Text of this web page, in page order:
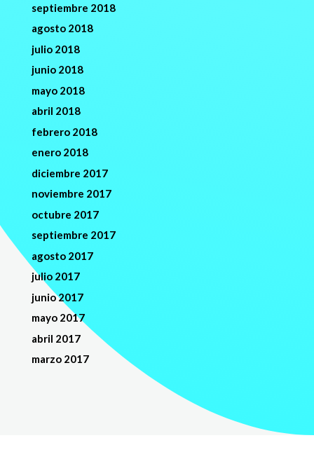
septiembre 2018
agosto 2018
julio 2018
junio 2018
mayo 2018
abril 2018
febrero 2018
enero 2018
diciembre 2017
noviembre 2017
octubre 2017
septiembre 2017
agosto 2017
julio 2017
junio 2017
mayo 2017
abril 2017
marzo 2017